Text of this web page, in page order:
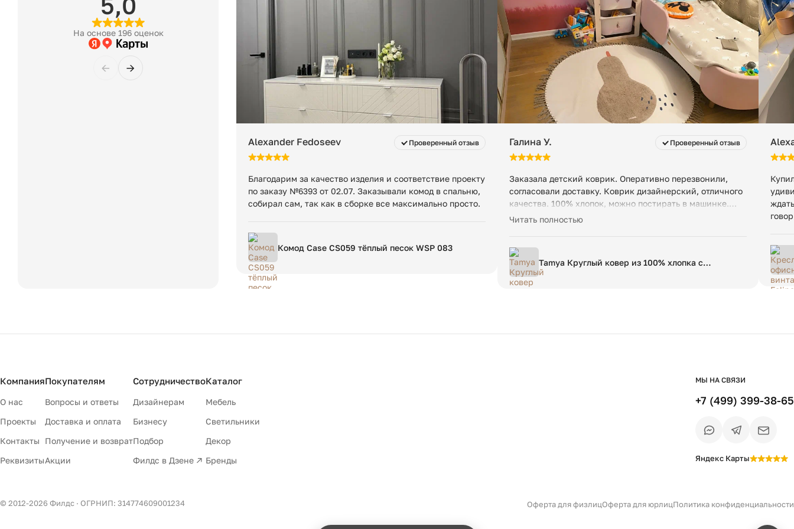
Упаковка 3: 32 х 70 х 182 см
Вес в упаковке: 186 кг
начинается платное хранение: 400 ₽ за 1 м³ в сутки. Минимальная стоимость — 200 ₽ в сутки за заказ, даже
если товар занимает менее 1 м³.
На основе 196 оценок
← →
Alexander Fedoseev Проверенный отзыв
Благодарим за качество изделия и соответствие проекту
по заказу №6393 от 02.07. Заказывали комод в спальню,
собирал сам, так как в сборке все максимально просто.
Комод Case CS059 тёплый песок WSP 083
Галина У. Проверенный отзыв
Заказала детский коврик. Оперативно перезвонили,
согласовали доставку. Коврик дизайнерский, отличного
качества. 100% хлопок, можно постирать в машинке.
Выглядит отлично! Все моменты прописали в чате, на
Читать полностью
Tamya Круглый ковер из 100% хлопка с
коричневой грушей Ø 120 см
Компания
О нас
Проекты
Контакты
Реквизиты
Покупателям
Вопросы и ответы
Доставка и оплата
Получение и возврат
Акции
Сотрудничество
Дизайнерам
Бизнесу
Подбор
Филдс в Дзене ↗
Каталог
Мебель
Светильники
Декор
Бренды
МЫ НА СВЯЗИ
+7 (499) 399-38-65
Яндекс Карты
© 2012-2026 Филдс · ОГРНИП: 314774609001234 Оферта для физлицОферта для юрлицПолитика конфиденциальности